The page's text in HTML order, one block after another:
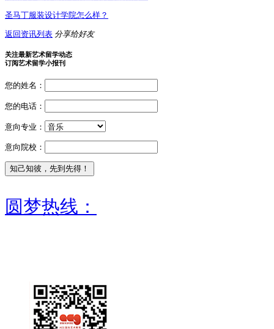
圣马丁服装设计学院怎么样？
返回资讯列表 分享给好友
关注最新艺术留学动态
订阅艺术留学小报刊
您的姓名：
您的电话：
意向专业：
意向院校：
圆梦热线：